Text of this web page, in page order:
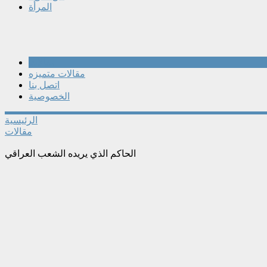
المرأة
مقالات متميزه
اتصل بنا
الخصوصية
الرئيسية
مقالات
الحاكم الذي يريده الشعب العراقي